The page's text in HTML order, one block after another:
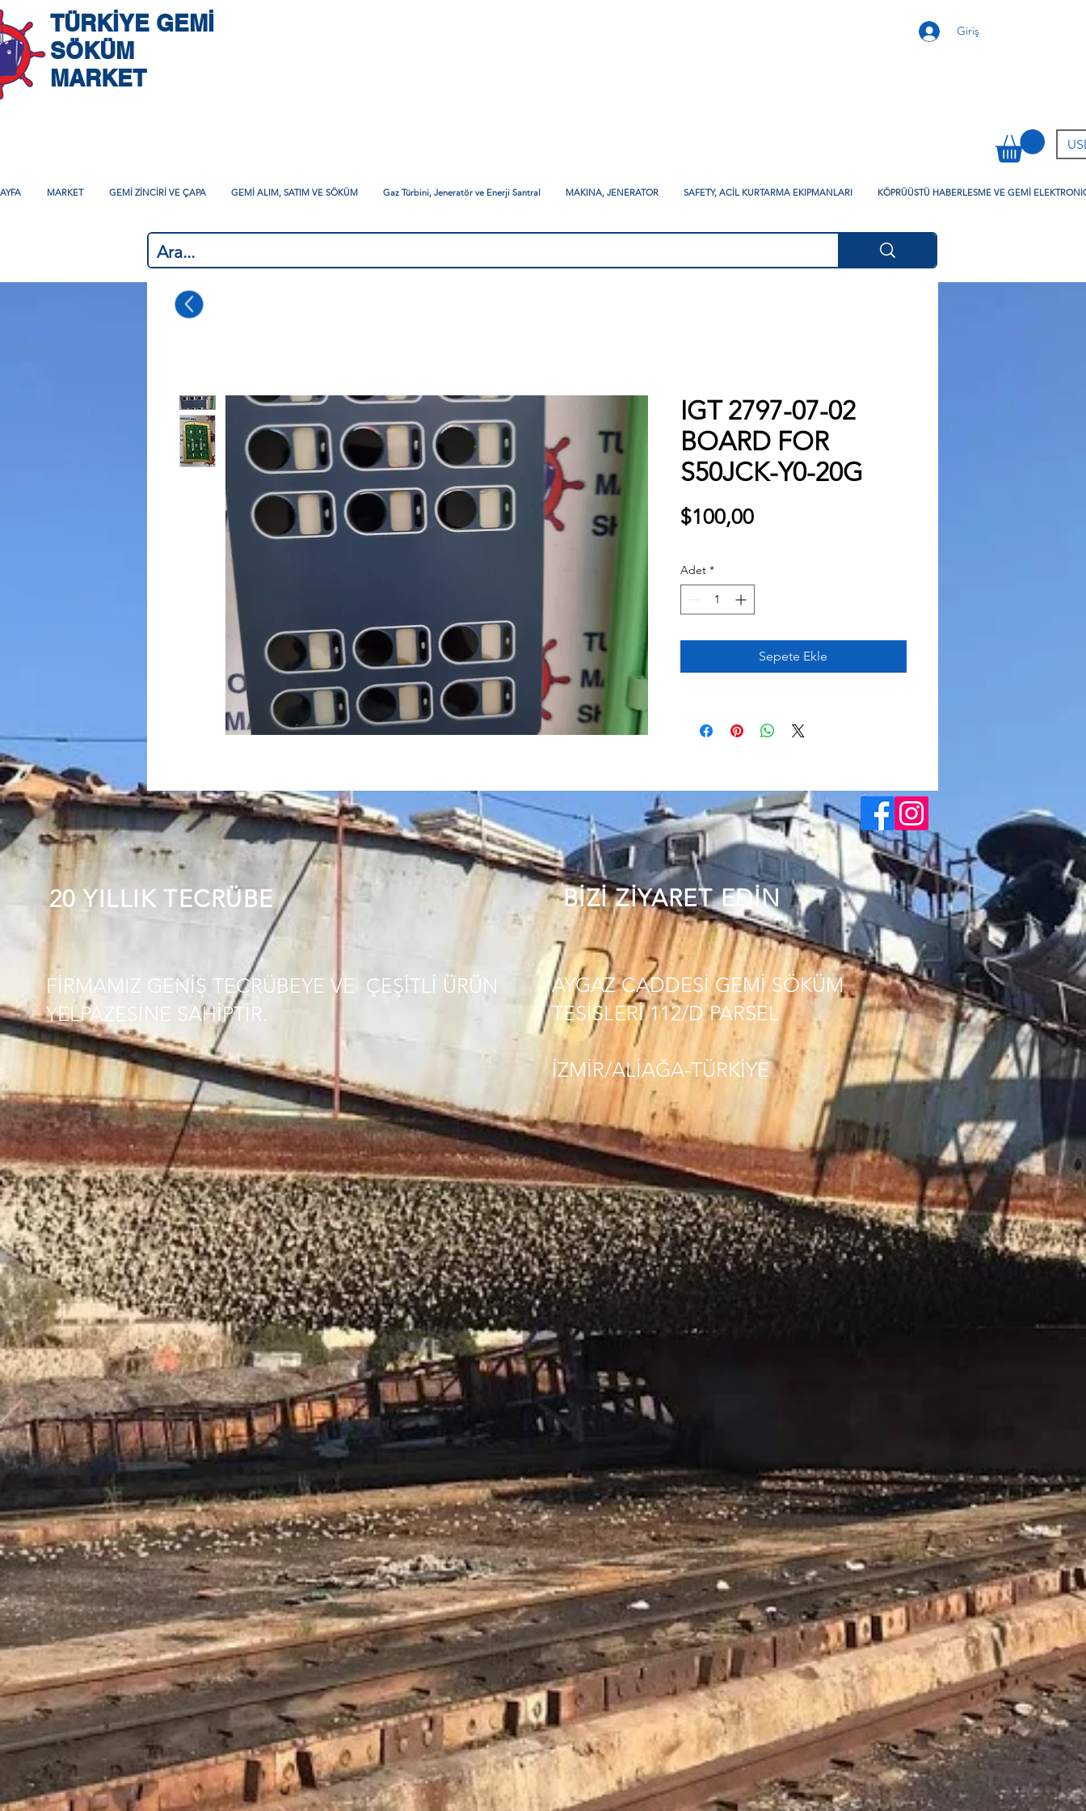
TÜRKİYE GEMİ
SÖKÜM
MARKET
Giriş
MARKET GEMİ ZİNCİRİ VE ÇAPA GEMİ ALIM, SATIM VE SÖKÜM Gaz Türbini, Jeneratör ve Enerji Santral MAKINA, JENERATOR SAFETY, ACİL KURTARMA EKIPMANLARI KÖPRÜÜSTÜ HABERLESME VE GEMİ
IGT 2797-07-02
BOARD FOR
S50JCK-Y0-20G
$100,00Fiyat
Adet *
Sepete Ekle
20 YILLIK TECRÜBE
FİRMAMIZ GENİŞ TECRÜBEYE VE ÇEŞİTLİ ÜRÜN
YELPAZESİNE SAHİPTİR.
BİZİ ZİYARET EDİN
AYGAZ CADDESİ GEMİ SÖKÜM
TESİSLERİ 112/D PARSEL
İZMİR/ALİAĞA-TÜRKİYE